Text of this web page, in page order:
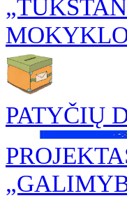
PATYČIŲ